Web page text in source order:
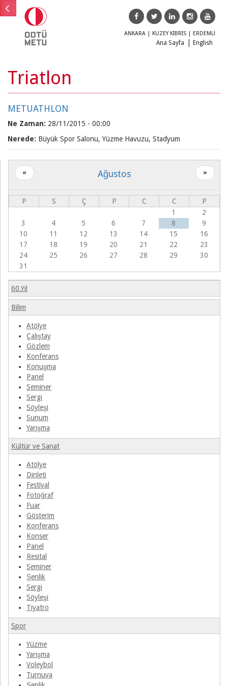
Ana
menü
Eğitim
Araştırma
Doğa
Toplum
ODTÜ
Dergisi
Mezun
Derneklerimiz
ANKARA | KUZEY KIBRIS | ERDEMLİ
Ana Sayfa English
Ana menü
Triatlon
METUATHLON
Ne Zaman: 28/11/2015 - 00:00
Nerede: Büyük Spor Salonu, Yüzme Havuzu, Stadyum
Ağustos
« »
P S Ç P C C
P
1
2
3
4 5 6 7 8
9
10
11 12 13 14 15
16
17
18 19 20 21 22
23
24
25 26 27 28 29
30
31
60.Yıl
Bilim
Atölye
Çalıştay
Gözlem
Konferans
Konuşma
Panel
Seminer
Sergi
Söyleşi
Sunum
Yarışma
Kültür ve Sanat
Atölye
Dinleti
Festival
Fotoğraf
Fuar
Gösterim
Konferans
Konser
Panel
Resital
Seminer
Şenlik
Sergi
Söyleşi
Tiyatro
Spor
Yüzme
Yarışma
Voleybol
Turnuva